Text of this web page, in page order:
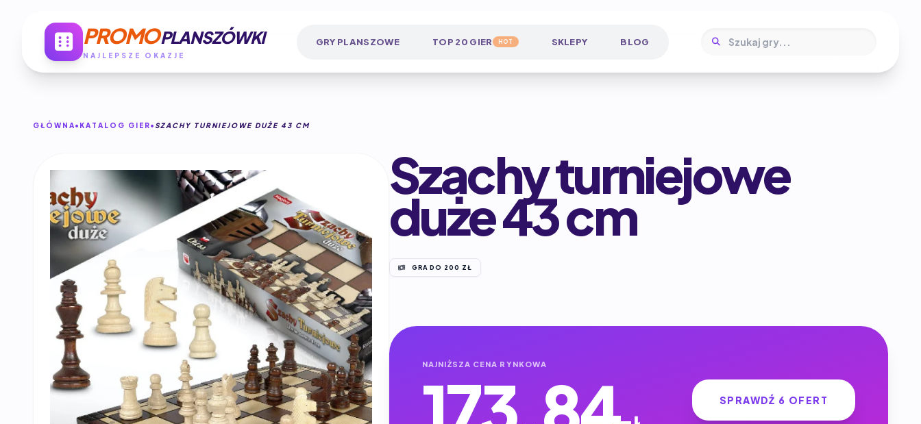
PROMOPLANSZÓWKI
NAJLEPSZE OKAZJE
GRY PLANSZOWE TOP 20 GIER HOT SKLEPY BLOG
GŁÓWNA KATALOG GIER SZACHY TURNIEJOWE DUŻE 43 CM
Szachy turniejowe
duże 43 cm
GRA DO 200 ZŁ
NAJNIŻSZA CENA RYNKOWA
SPRAWDŹ 6 OFERT